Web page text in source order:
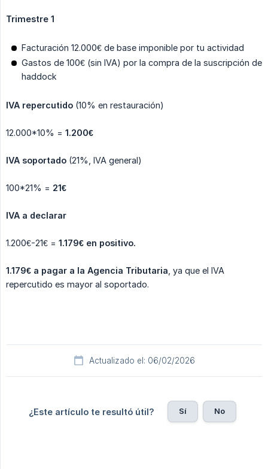
Trimestre 1
Facturación 12.000€ de base imponible por tu actividad
Gastos de 100€ (sin IVA) por la compra de la suscripción de
haddock
IVA repercutido (10% en restauración)
12.000*10% = 1.200€
IVA soportado (21%, IVA general)
100*21% = 21€
IVA a declarar
1.200€-21€ = 1.179€ en positivo.
1.179€ a pagar a la Agencia Tributaria , ya que el IVA
repercutido es mayor al soportado.
Actualizado el: 06/02/2026
¿Este artículo te resultó útil? Sí No